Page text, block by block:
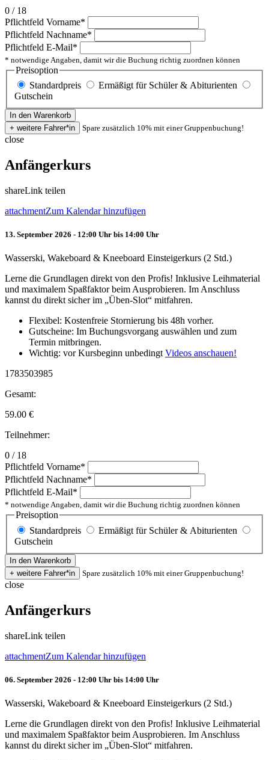
0 / 18
Pflichtfeld Vorname*
Pflichtfeld Nachname*
Pflichtfeld E-Mail*
* notwendige Angaben, damit wir die Buchung richtig zuordnen können
Preisoption
Standardpreis
Ermäßigt für Schüler & Abiturienten
Gutschein
Spare zusätzlich 10% mit einer Gruppenbuchung!
close
Anfängerkurs
shareLink teilen
attachmentZum Kalendar hinzufügen
13. September 2026 - 12:00 Uhr bis 14:00 Uhr
Wasserski, Wakeboard & Kneeboard Einsteigerkurs (2 Std.)
Lerne die Grundlagen direkt von den Profis! Inklusive Leihmaterial
und maximalem Spaßfaktor beim Ausprobieren. Im Anschluss
kannst du direkt sicher im „Üben-Slot“ mitfahren.
Flexibel: Kostenfreie Stornierung bis 48h vorher.
Gutscheine: Im Buchungsvorgang auswählen und zum
Termin mitbringen.
Wichtig: vor Kursbeginn unbedingtVideos anschauen!
1783503985
Gesamt:
59.00 €
Teilnehmer:
0 / 18
Pflichtfeld Vorname*
Pflichtfeld Nachname*
Pflichtfeld E-Mail*
* notwendige Angaben, damit wir die Buchung richtig zuordnen können
Preisoption
Standardpreis
Ermäßigt für Schüler & Abiturienten
Gutschein
Spare zusätzlich 10% mit einer Gruppenbuchung!
close
Anfängerkurs
shareLink teilen
attachmentZum Kalendar hinzufügen
06. September 2026 - 12:00 Uhr bis 14:00 Uhr
Wasserski, Wakeboard & Kneeboard Einsteigerkurs (2 Std.)
Lerne die Grundlagen direkt von den Profis! Inklusive Leihmaterial
und maximalem Spaßfaktor beim Ausprobieren. Im Anschluss
kannst du direkt sicher im „Üben-Slot“ mitfahren.